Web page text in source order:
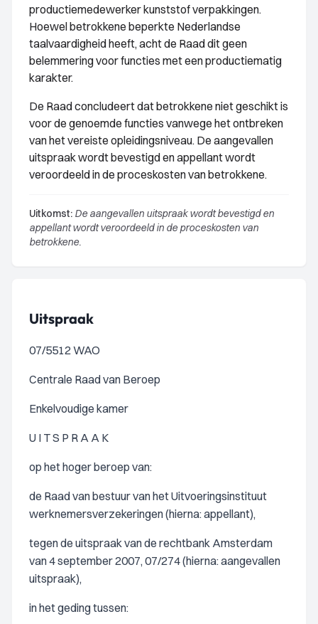
productiemedewerker kunststof verpakkingen.
Hoewel betrokkene beperkte Nederlandse
taalvaardigheid heeft, acht de Raad dit geen
belemmering voor functies met een productiematig
karakter.
De Raad concludeert dat betrokkene niet geschikt is
voor de genoemde functies vanwege het ontbreken
van het vereiste opleidingsniveau. De aangevallen
uitspraak wordt bevestigd en appellant wordt
veroordeeld in de proceskosten van betrokkene.
Uitkomst: De aangevallen uitspraak wordt bevestigd en
appellant wordt veroordeeld in de proceskosten van
betrokkene.
Uitspraak
07/5512 WAO
Centrale Raad van Beroep
Enkelvoudige kamer
U I T S P R A A K
op het hoger beroep van:
de Raad van bestuur van het Uitvoeringsinstituut
werknemersverzekeringen (hierna: appellant),
tegen de uitspraak van de rechtbank Amsterdam
van 4 september 2007, 07/274 (hierna: aangevallen
uitspraak),
in het geding tussen: